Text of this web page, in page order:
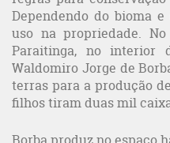
Dependendo do bioma
uso na propriedade.
Paraitinga, no interior
Waldomiro Jorge de
terras para a produção
filhos tiram duas mil